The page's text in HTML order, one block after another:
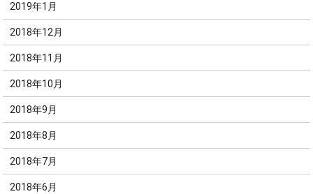
2019年1月
2018年12月
2018年11月
2018年10月
2018年9月
2018年8月
2018年7月
2018年6月